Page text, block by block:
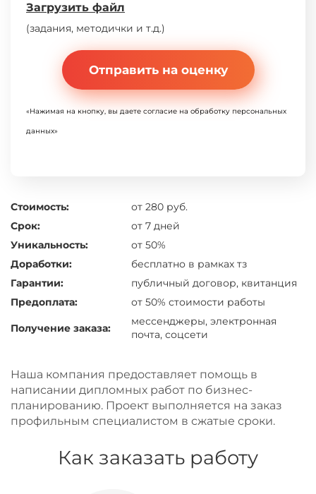
Загрузить файл
(задания, методички и т.д.)
Отправить на оценку
«Нажимая на кнопку, вы даете согласие на обработку персональных
данных»
Стоимость:
от 280 руб.
Срок:
от 7 дней
Уникальность:
от 50%
Доработки:
бесплатно в рамках тз
Гарантии:
публичный договор, квитанция
Предоплата:
от 50% стоимости работы
Получение заказа:
мессенджеры, электронная
почта, соцсети
Наша компания предоставляет помощь в
написании дипломных работ по бизнес-
планированию. Проект выполняется на заказ
профильным специалистом в сжатые сроки.
Как заказать работу